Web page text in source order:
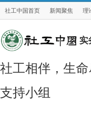
社工中国首页 新闻聚焦 理
实
社工相伴，生
支持小组